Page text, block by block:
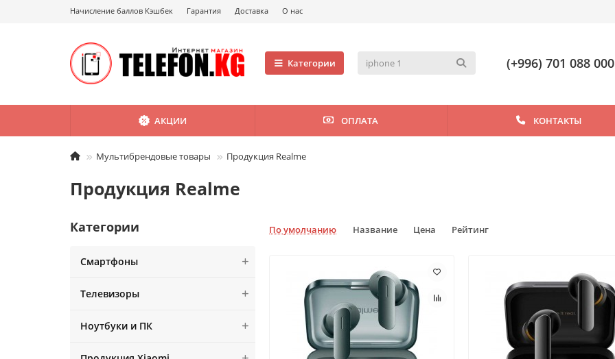
Начисление баллов Кэшбек Гарантия Доставка О нас
Категории (+996) 701 088 000
АКЦИИ ОПЛАТА КОНТАКТЫ
Мультибрендовые товары Продукция Realme
Продукция Realme
Категории
Смартфоны
Телевизоры
Ноутбуки и ПК
По умолчанию Название Цена Рейтинг